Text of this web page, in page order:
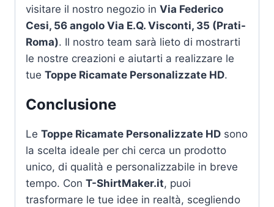
visitare il nostro negozio in Via Federico
Cesi, 56 angolo Via E.Q. Visconti, 35 (Prati-
Roma). Il nostro team sarà lieto di mostrarti
le nostre creazioni e aiutarti a realizzare le
tue Toppe Ricamate Personalizzate HD.
Conclusione
Le Toppe Ricamate Personalizzate HD sono
la scelta ideale per chi cerca un prodotto
unico, di qualità e personalizzabile in breve
tempo. Con T-ShirtMaker.it, puoi
trasformare le tue idee in realtà, scegliendo